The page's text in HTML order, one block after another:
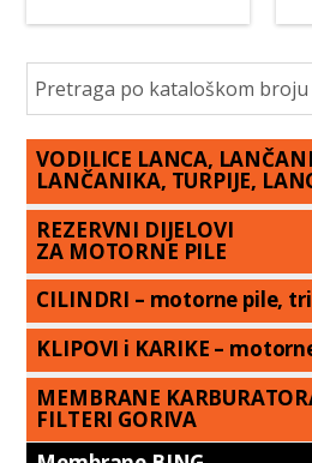
VODILICE LANCA,
LANČANIKA, TURPIJE,
REZERVNI DIJELOVI
ZA MOTORNE PILE
CILINDRI – motorne pile,
KLIPOVI i KARIKE –
MEMBRANE
FILTERI GORIVA